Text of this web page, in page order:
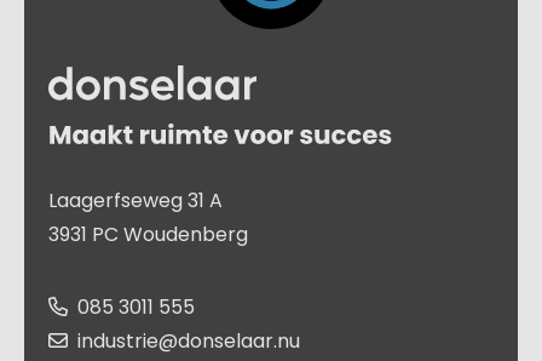
Laagerfseweg 31 A
3931 PC Woudenberg
085 3011 555
industrie@donselaar.nu